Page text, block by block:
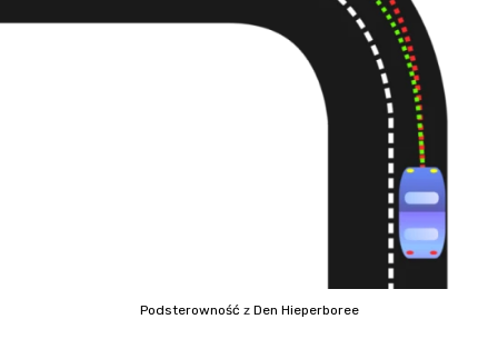
Podsterowność z Den Hieperboree